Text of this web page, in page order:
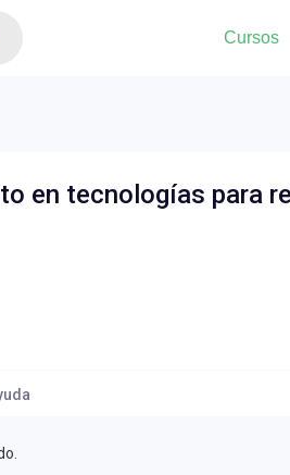
Cursos
en tecnologías para